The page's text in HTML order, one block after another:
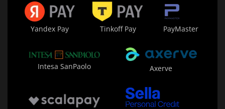
Yandex Pay Tinkoff Pay PayMaster
Intesa SanPaolo Axerve